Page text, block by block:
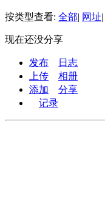
按类型查看: 全部| 网址|
现在还没分享
发布
日志
上传
相册
添加
分享
记录